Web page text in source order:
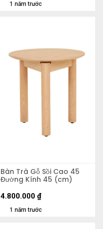
1 năm trước
Bàn Trà Gỗ Sồi Cao 45
Đường Kính 45 (cm)
1 năm trước
4.800.000 ₫